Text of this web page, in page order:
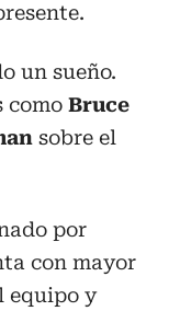
un sueño.
como Bruce
sobre el
por
con mayor
equipo y